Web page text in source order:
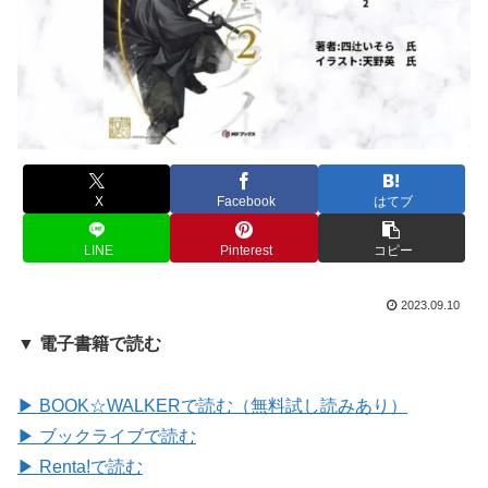
X Facebook はてブ
LINE Pinterest コピー
2023.09.10
▼ 電子書籍で読む
▶ BOOK☆WALKERで読む（無料試し読みあり）
▶ ブックライブで読む
▶ Renta!で読む